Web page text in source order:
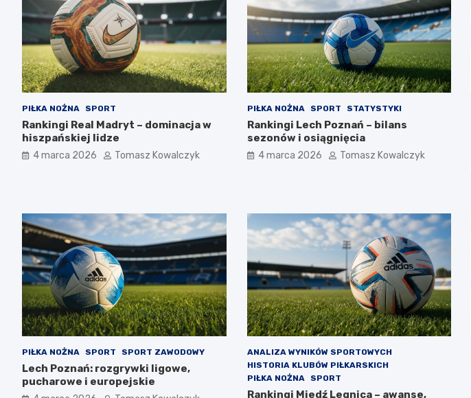
PIŁKA NOŻNA SPORT
Rankingi Real Madryt – dominacja w
hiszpańskiej lidze
4 marca 2026 Tomasz Kowalczyk
PIŁKA NOŻNA SPORT STATYSTYKI
Rankingi Lech Poznań – bilans
sezonów i osiągnięcia
4 marca 2026 Tomasz Kowalczyk
PIŁKA NOŻNA SPORT SPORT ZAWODOWY
Lech Poznań: rozgrywki ligowe,
pucharowe i europejskie
ANALIZA WYNIKÓW SPORTOWYCH
HISTORIA KLUBÓW PIŁKARSKICH
PIŁKA NOŻNA
SPORT
Rankingi Miedź Legnica – awanse,